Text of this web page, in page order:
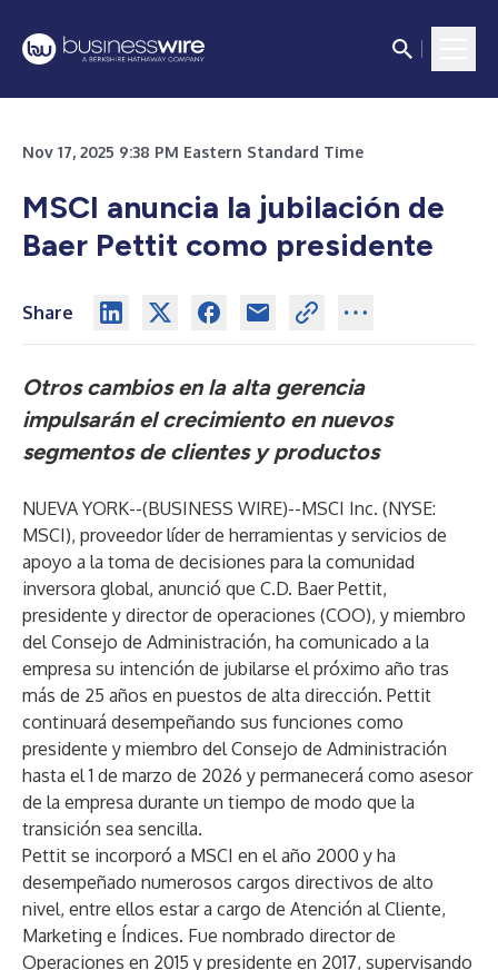
Nov 17, 2025 9:38 PM Eastern Standard Time
MSCI anuncia la jubilación de
Baer Pettit como presidente
Share
Otros cambios en la alta gerencia
impulsarán el crecimiento en nuevos
segmentos de clientes y productos
NUEVA YORK--(BUSINESS WIRE)--MSCI Inc. (NYSE:
MSCI), proveedor líder de herramientas y servicios de
apoyo a la toma de decisiones para la comunidad
inversora global, anunció que C.D. Baer Pettit,
presidente y director de operaciones (COO), y miembro
del Consejo de Administración, ha comunicado a la
empresa su intención de jubilarse el próximo año tras
más de 25 años en puestos de alta dirección. Pettit
continuará desempeñando sus funciones como
presidente y miembro del Consejo de Administración
hasta el 1 de marzo de 2026 y permanecerá como asesor
de la empresa durante un tiempo de modo que la
transición sea sencilla.
Pettit se incorporó a MSCI en el año 2000 y ha
desempeñado numerosos cargos directivos de alto
nivel, entre ellos estar a cargo de Atención al Cliente,
Marketing e Índices. Fue nombrado director de
Operaciones en 2015 y presidente en 2017, supervisando